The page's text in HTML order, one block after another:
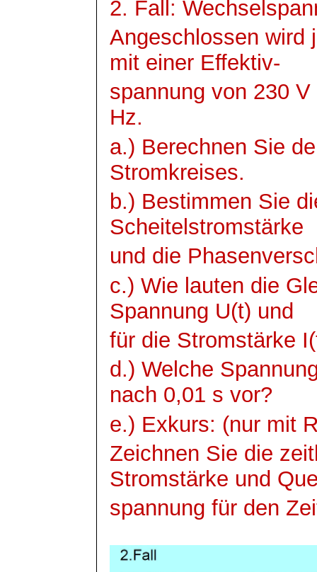
2. Fall:
Angeschlossen wird
mit einer Effektiv-
spannung von 230 V
Hz.
a.) Berechnen Sie
Stromkreises.
b.) Bestimmen Sie
Scheitelstromstärke
und die
c.) Wie lauten die
Spannung U(t) und
für die Stromstärke
d.) Welche
nach 0,01 s vor?
e.) Exkurs: (nur mit
Zeichnen Sie die
Stromstärke und
spannung für den